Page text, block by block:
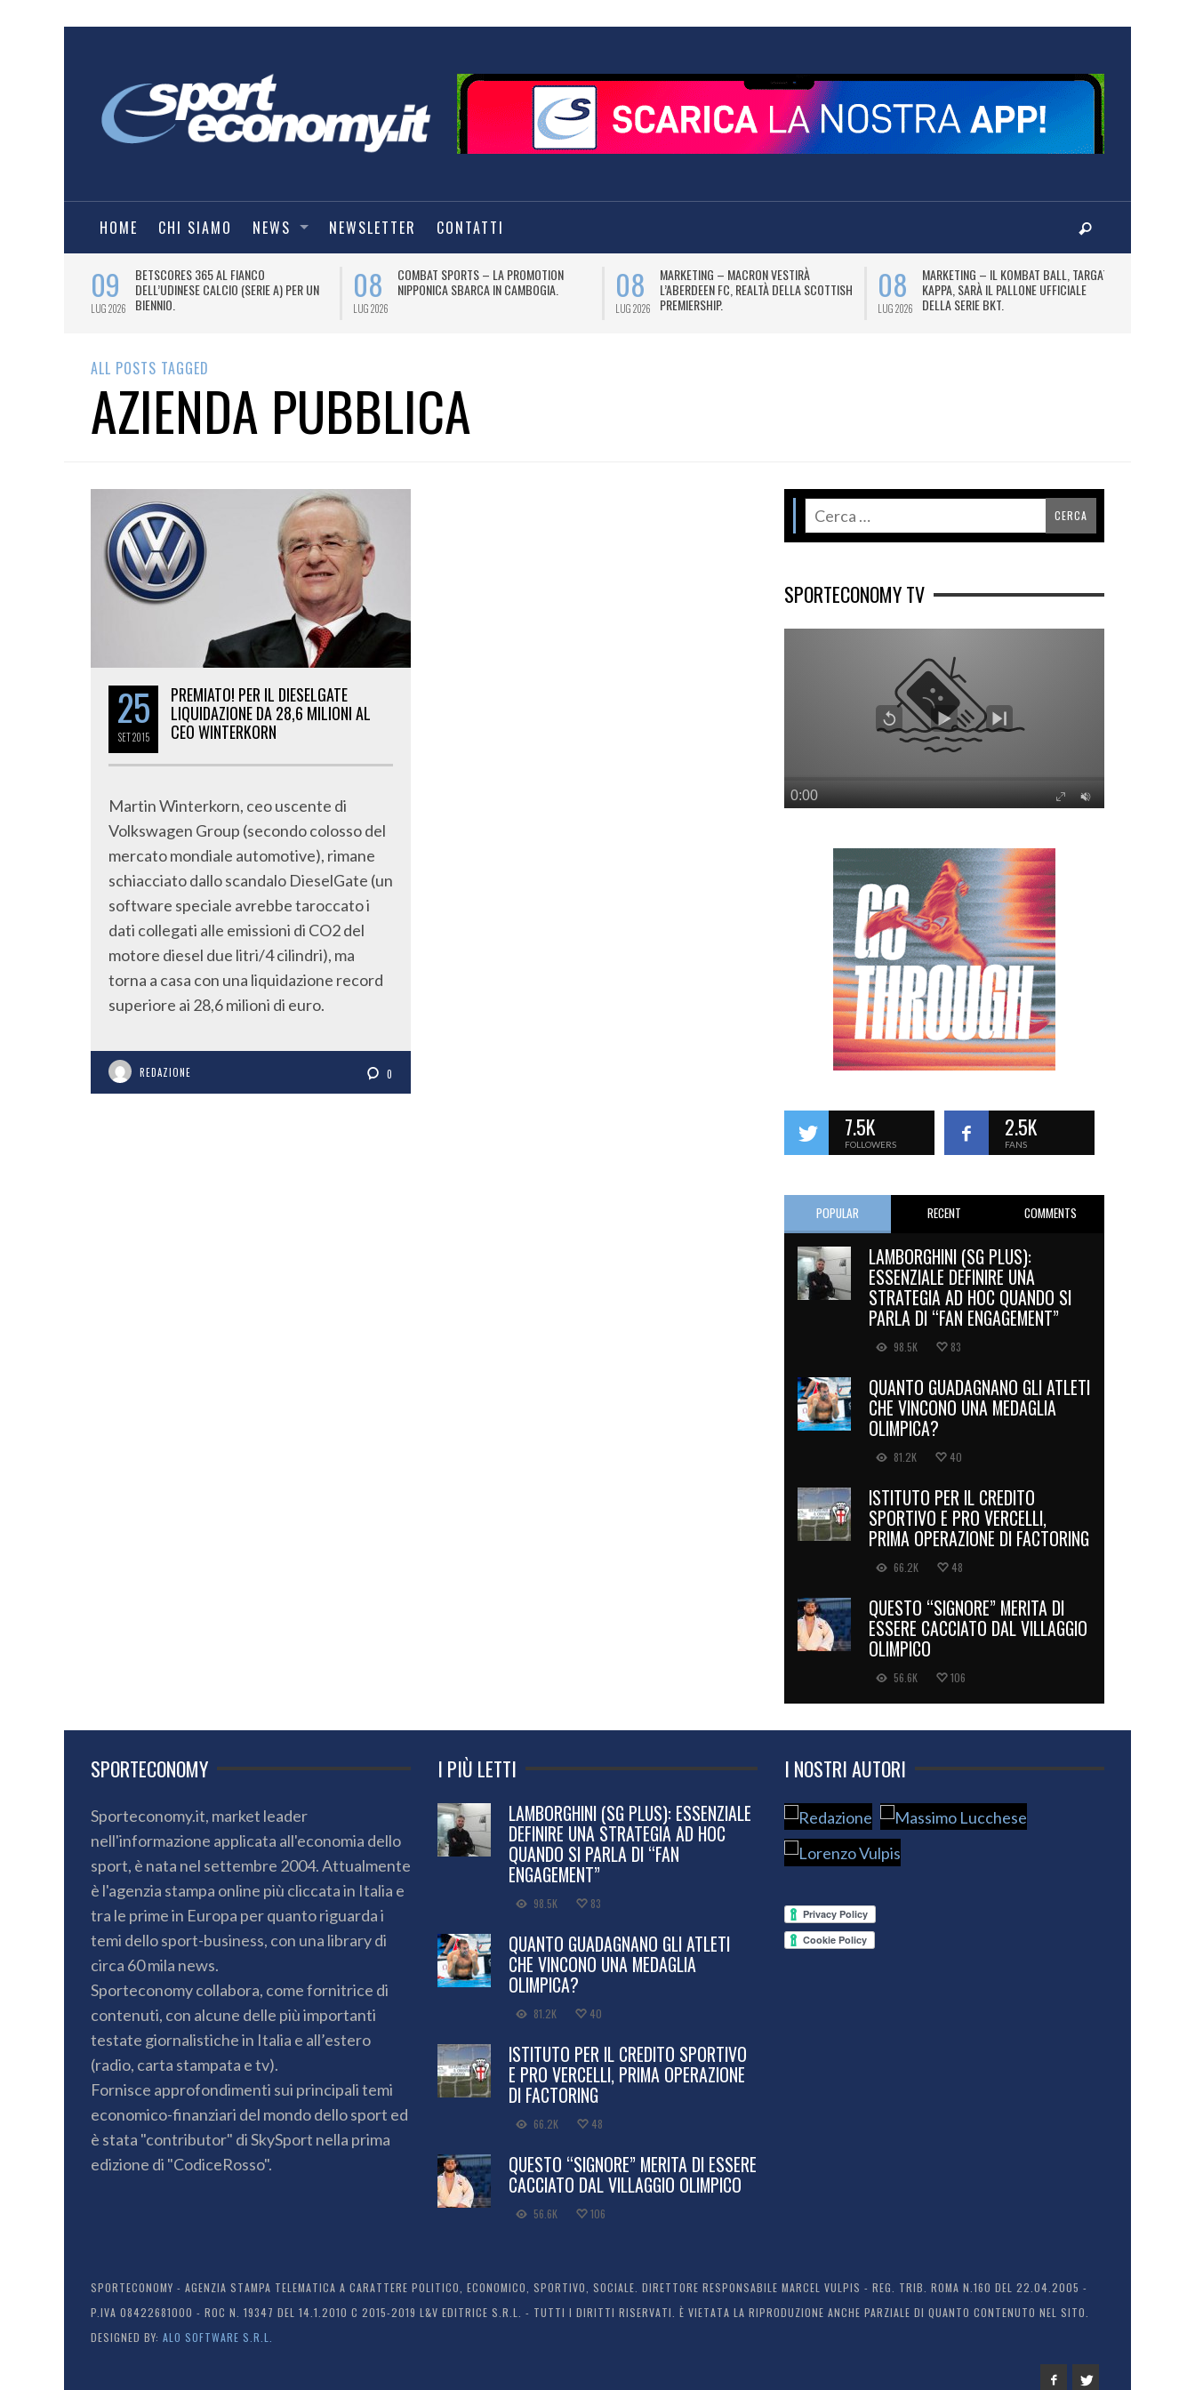
HOME CHI SIAMO NEWS NEWSLETTER CONTATTI
09
LUG 2026
BETSCORES 365 AL FIANCO
DELL’UDINESE CALCIO (SERIE A) PER UN
BIENNIO.
08
LUG 2026
COMBAT SPORTS – LA PROMOTION
NIPPONICA SBARCA IN CAMBOGIA.
08
LUG 2026
MARKETING – MACRON VESTIRÀ
L’ABERDEEN FC, REALTÀ DELLA SCOTTISH
PREMIERSHIP.
08
LUG 2026
MARKETING – IL KOMBAT BALL, TARGATO
KAPPA, SARÀ IL PALLONE UFFICIALE
DELLA SERIE BKT.
ALL POSTS TAGGED
AZIENDA PUBBLICA
25
SET2015
PREMIATO! PER IL DIESELGATE
LIQUIDAZIONE DA 28,6 MILIONI AL
CEO WINTERKORN
Martin Winterkorn, ceo uscente di
Volkswagen Group (secondo colosso del
mercato mondiale automotive), rimane
schiacciato dallo scandalo DieselGate (un
software speciale avrebbe taroccato i
dati collegati alle emissioni di CO2 del
motore diesel due litri/4 cilindri), ma
torna a casa con una liquidazione record
superiore ai 28,6 milioni di euro.
REDAZIONE 0
SPORTECONOMY TV
7.5K
FOLLOWERS
2.5K
FANS
POPULAR RECENT COMMENTS
LAMBORGHINI (SG PLUS):
ESSENZIALE DEFINIRE UNA
STRATEGIA AD HOC QUANDO SI
PARLA DI “FAN ENGAGEMENT”
98.5K 83
QUANTO GUADAGNANO GLI ATLETI
CHE VINCONO UNA MEDAGLIA
OLIMPICA?
81.2K 40
ISTITUTO PER IL CREDITO
SPORTIVO E PRO VERCELLI,
PRIMA OPERAZIONE DI FACTORING
66.2K 48
QUESTO “SIGNORE” MERITA DI
ESSERE CACCIATO DAL VILLAGGIO
OLIMPICO
56.6K 106
SPORTECONOMY
Sporteconomy.it, market leader
nell'informazione applicata all'economia dello
sport, è nata nel settembre 2004. Attualmente
è l'agenzia stampa online più cliccata in Italia e
tra le prime in Europa per quanto riguarda i
temi dello sport-business, con una library di
circa 60 mila news.
Sporteconomy collabora, come fornitrice di
contenuti, con alcune delle più importanti
testate giornalistiche in Italia e all’estero
(radio, carta stampata e tv).
Fornisce approfondimenti sui principali temi
economico-finanziari del mondo dello sport ed
è stata "contributor" di SkySport nella prima
edizione di "CodiceRosso".
I PIÙ LETTI
LAMBORGHINI (SG PLUS): ESSENZIALE
DEFINIRE UNA STRATEGIA AD HOC
QUANDO SI PARLA DI “FAN
ENGAGEMENT”
98.5K 83
QUANTO GUADAGNANO GLI ATLETI
CHE VINCONO UNA MEDAGLIA
OLIMPICA?
81.2K 40
ISTITUTO PER IL CREDITO SPORTIVO
E PRO VERCELLI, PRIMA OPERAZIONE
DI FACTORING
66.2K 48
QUESTO “SIGNORE” MERITA DI ESSERE
CACCIATO DAL VILLAGGIO OLIMPICO
56.6K 106
I NOSTRI AUTORI
SPORTECONOMY - AGENZIA STAMPA TELEMATICA A CARATTERE POLITICO, ECONOMICO, SPORTIVO, SOCIALE. DIRETTORE RESPONSABILE MARCEL VULPIS - REG. TRIB. ROMA N.160 DEL 22.04.2005 -
P.IVA 08422681000 - ROC N. 19347 DEL 14.1.2010 C 2015-2019 L&V EDITRICE S.R.L. - TUTTI I DIRITTI RISERVATI. È VIETATA LA RIPRODUZIONE ANCHE PARZIALE DI QUANTO CONTENUTO NEL SITO.
DESIGNED BY: ALO SOFTWARE S.R.L.